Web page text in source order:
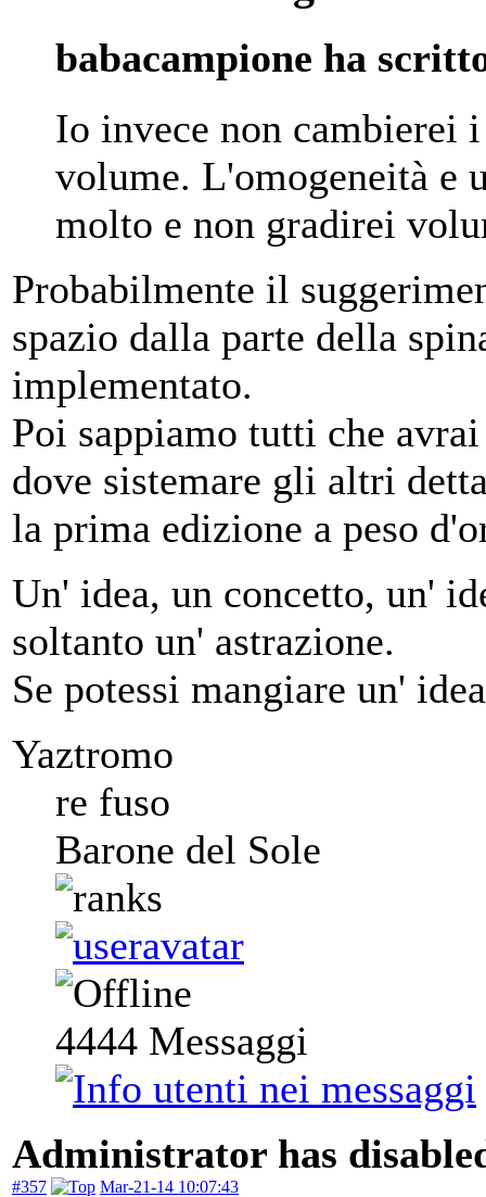
babacampione ha
Io invece non cambierei
volume. L'omogeneità e
molto e non gradirei
Probabilmente il
spazio dalla parte della
implementato.
Poi sappiamo tutti che
dove sistemare gli altri
la prima edizione a peso
Un' idea, un concetto, un'
soltanto un' astrazione.
Se potessi mangiare un'
Yaztromo
re fuso
Barone del Sole
4444 Messaggi
Administrator has
#357 Mar-21-14 10:07:43